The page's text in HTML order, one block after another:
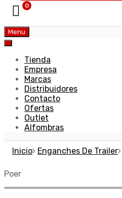
0
Menu
Tienda
Empresa
Marcas
Distribuidores
Contacto
Ofertas
Outlet
Alfombras
Inicio Enganches De Trailer
Poer